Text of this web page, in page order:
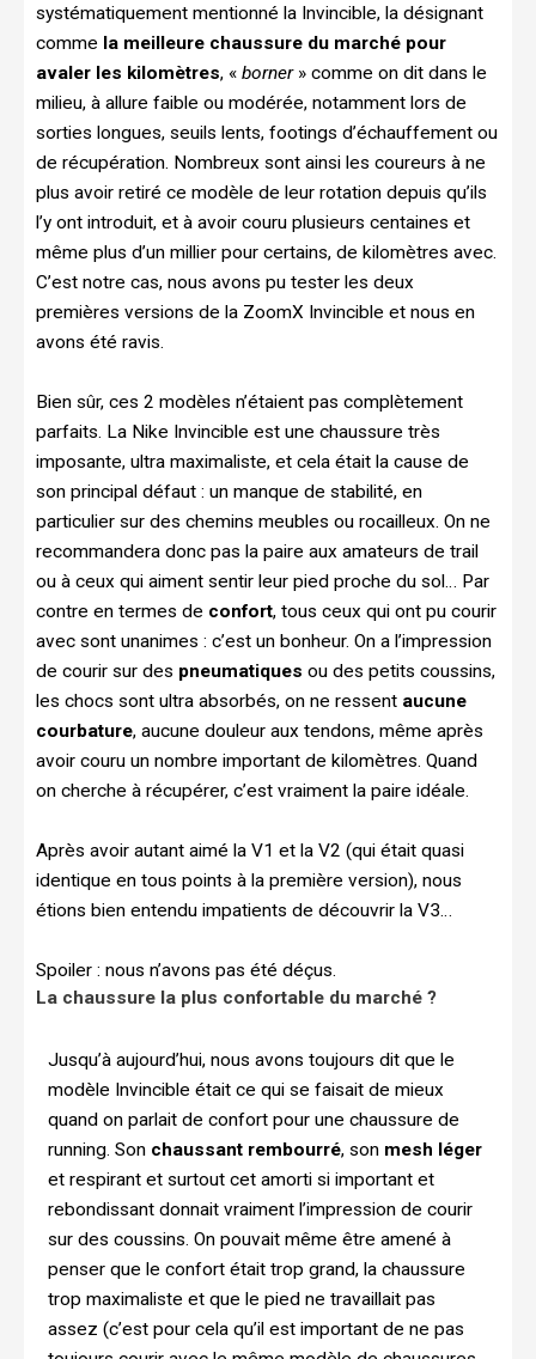
systématiquement mentionné la Invincible, la désignant
comme la meilleure chaussure du marché pour
avaler les kilomètres, « borner» comme on dit dans le
milieu, à allure faible ou modérée, notamment lors de
sorties longues, seuils lents, footings d’échauffement ou
de récupération. Nombreux sont ainsi les coureurs à ne
plus avoir retiré ce modèle de leur rotation depuis qu’ils
l’y ont introduit, et à avoir couru plusieurs centaines et
même plus d’un millier pour certains, de kilomètres avec.
C’est notre cas, nous avons pu tester les deux
premières versions de la ZoomX Invincible et nous en
avons été ravis.
Bien sûr, ces 2 modèles n’étaient pas complètement
parfaits. La Nike Invincible est une chaussure très
imposante, ultra maximaliste, et cela était la cause de
son principal défaut : un manque de stabilité, en
particulier sur des chemins meubles ou rocailleux. On ne
recommandera donc pas la paire aux amateurs de trail
ou à ceux qui aiment sentir leur pied proche du sol… Par
contre en termes de confort, tous ceux qui ont pu courir
avec sont unanimes : c’est un bonheur. On a l’impression
de courir sur des pneumatiques ou des petits coussins,
les chocs sont ultra absorbés, on ne ressent aucune
courbature, aucune douleur aux tendons, même après
avoir couru un nombre important de kilomètres. Quand
on cherche à récupérer, c’est vraiment la paire idéale.
Après avoir autant aimé la V1 et la V2 (qui était quasi
identique en tous points à la première version), nous
étions bien entendu impatients de découvrir la V3…
Spoiler : nous n’avons pas été déçus.
La chaussure la plus confortable du marché ?
Jusqu’à aujourd’hui, nous avons toujours dit que le
modèle Invincible était ce qui se faisait de mieux
quand on parlait de confort pour une chaussure de
running. Son chaussant rembourré, son mesh léger
et respirant et surtout cet amorti si important et
rebondissant donnait vraiment l’impression de courir
sur des coussins. On pouvait même être amené à
penser que le confort était trop grand, la chaussure
trop maximaliste et que le pied ne travaillait pas
assez (c’est pour cela qu’il est important de ne pas